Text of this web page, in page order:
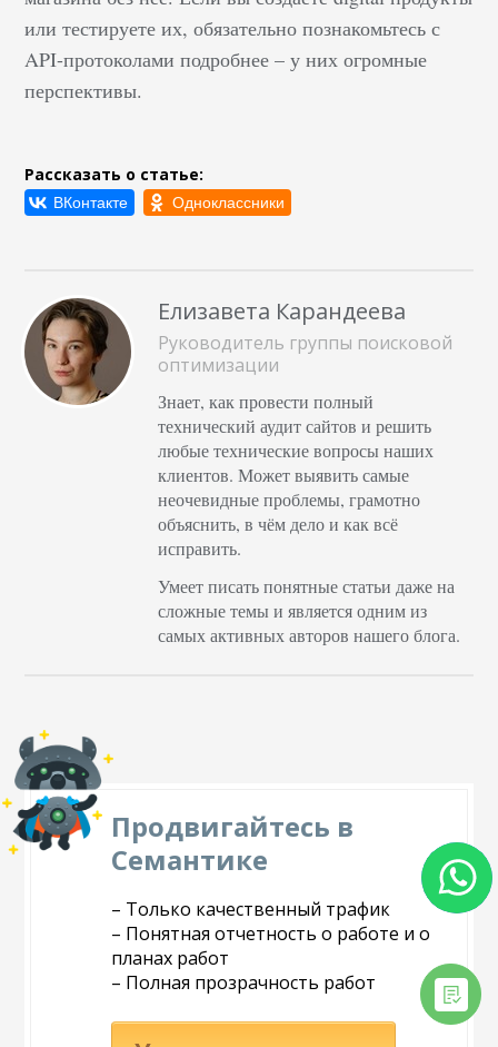
или тестируете их, обязательно познакомьтесь с
API-протоколами подробнее – у них огромные
перспективы.
Рассказать о статье:
Елизавета Карандеева
Руководитель группы поисковой
оптимизации
Знает, как провести полный
технический аудит сайтов и решить
любые технические вопросы наших
клиентов. Может выявить самые
неочевидные проблемы, грамотно
объяснить, в чём дело и как всё
исправить.
Умеет писать понятные статьи даже на
сложные темы и является одним из
самых активных авторов нашего блога.
Продвигайтесь в
Семантике
– Только качественный трафик
– Понятная отчетность о работе и о
планах работ
– Полная прозрачность работ